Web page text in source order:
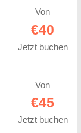
Von
€40
Jetzt buchen
Von
€45
Jetzt buchen